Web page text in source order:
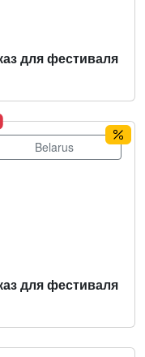
для фестиваля
Belarus
для фестиваля